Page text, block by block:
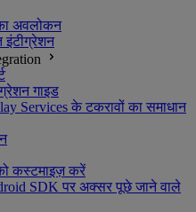
अवलोकन
इंटीग्रेशन
गाइड
Services के टकरावों का समाधान
कस्टमाइज़ करें
SDK पर अक्सर पूछे जाने वाले